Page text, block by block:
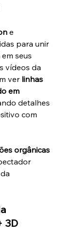
e
para unir
em seus
vídeos da
ver linhas
em
detalhes
com
orgânicas
3D